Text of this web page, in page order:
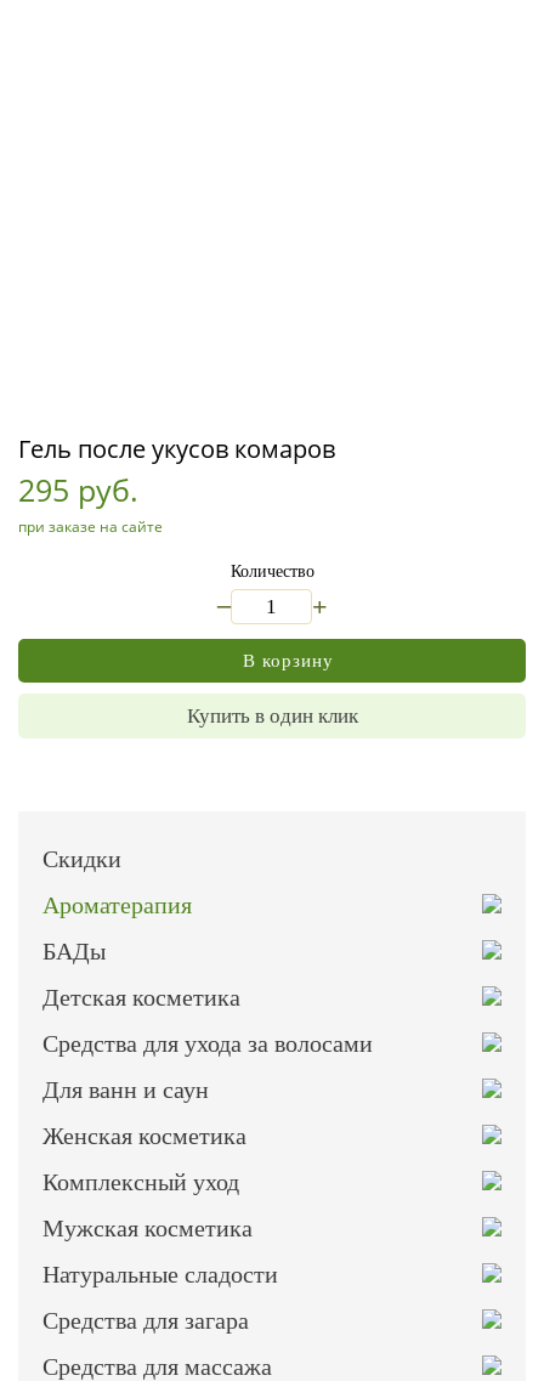
Скидки
Ароматерапия
БАДы
Детская косметика
Средства для ухода за волосами
Для ванн и саун
Женская косметика
Комплексный уход
Мужская косметика
Натуральные сладости
Средства для загара
Средства для массажа
Гель после укусов комаров
295 руб.
при заказе на сайте
Количество
+
В корзину
Купить в один клик